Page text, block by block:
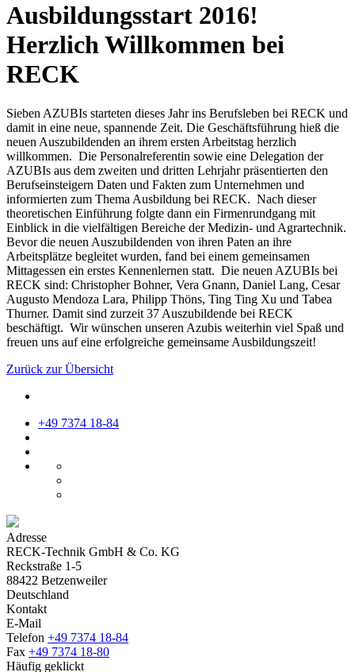
Ausbildungsstart 2016!
Herzlich Willkommen bei
RECK
Sieben AZUBIs starteten dieses Jahr ins Berufsleben bei RECK und
damit in eine neue, spannende Zeit. Die Geschäftsführung hieß die
neuen Auszubildenden an ihrem ersten Arbeitstag herzlich
willkommen. Die Personalreferentin sowie eine Delegation der
AZUBIs aus dem zweiten und dritten Lehrjahr präsentierten den
Berufseinsteigern Daten und Fakten zum Unternehmen und
informierten zum Thema Ausbildung bei RECK. Nach dieser
theoretischen Einführung folgte dann ein Firmenrundgang mit
Einblick in die vielfältigen Bereiche der Medizin- und Agrartechnik.
Bevor die neuen Auszubildenden von ihren Paten an ihre
Arbeitsplätze begleitet wurden, fand bei einem gemeinsamen
Mittagessen ein erstes Kennenlernen statt. Die neuen AZUBIs bei
RECK sind: Christopher Bohner, Vera Gnann, Daniel Lang, Cesar
Augusto Mendoza Lara, Philipp Thöns, Ting Ting Xu und Tabea
Thurner. Damit sind zurzeit 37 Auszubildende bei RECK
beschäftigt. Wir wünschen unseren Azubis weiterhin viel Spaß und
freuen uns auf eine erfolgreiche gemeinsame Ausbildungszeit!
Zurück zur Übersicht
+49 7374 18-84
Adresse
RECK-Technik GmbH & Co. KG
Reckstraße 1-5
88422 Betzenweiler
Deutschland
Kontakt
E-Mail
Telefon +49 7374 18-84
Fax +49 7374 18-80
Häufig geklickt